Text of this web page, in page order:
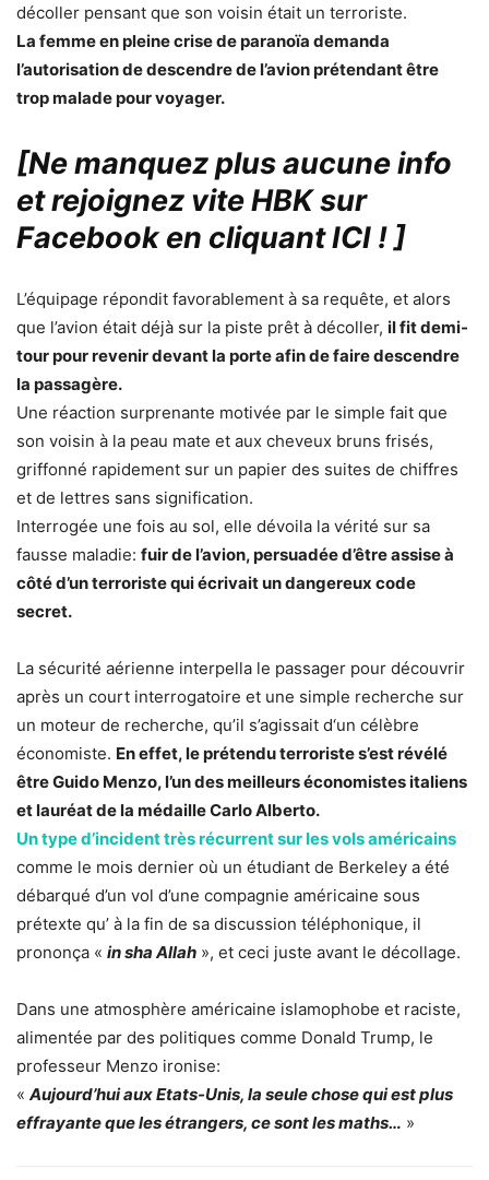
décoller pensant que son voisin était un terroriste.
La femme en pleine crise de paranoïa demanda
l’autorisation de descendre de l’avion prétendant être
trop malade pour voyager.
[Ne manquez plus aucune info
et rejoignez vite HBK sur
Facebook en cliquant ICI !]
L’équipage répondit favorablement à sa requête, et alors
que l’avion était déjà sur la piste prêt à décoller, il fit demi-
tour pour revenir devant la porte afin de faire descendre
la passagère.
Une réaction surprenante motivée par le simple fait que
son voisin à la peau mate et aux cheveux bruns frisés,
griffonné rapidement sur un papier des suites de chiffres
et de lettres sans signification.
Interrogée une fois au sol, elle dévoila la vérité sur sa
fausse maladie: fuir de l’avion, persuadée d’être assise à
côté d’un terroriste qui écrivait un dangereux code
secret.
La sécurité aérienne interpella le passager pour découvrir
après un court interrogatoire et une simple recherche sur
un moteur de recherche, qu’il s’agissait d‘un célèbre
économiste. En effet, le prétendu terroriste s’est révélé
être Guido Menzo, l’un des meilleurs économistes italiens
et lauréat de la médaille Carlo Alberto.
Un type d’incident très récurrent sur les vols américains
comme le mois dernier où un étudiant de Berkeley a été
débarqué d’un vol d’une compagnie américaine sous
prétexte qu’ à la fin de sa discussion téléphonique, il
prononça « in sha Allah », et ceci juste avant le décollage.
Dans une atmosphère américaine islamophobe et raciste,
alimentée par des politiques comme Donald Trump, le
professeur Menzo ironise:
« Aujourd’hui aux Etats-Unis, la seule chose qui est plus
effrayante que les étrangers, ce sont les maths… »